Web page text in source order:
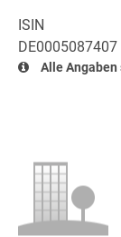
ISIN
DE0005087407
Alle Angaben